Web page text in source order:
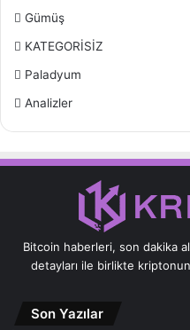
Gümüş
KATEGORİSİZ
Paladyum
Analizler
Bitcoin haberleri, son dakika
detayları ile birlikte
Son Yazılar